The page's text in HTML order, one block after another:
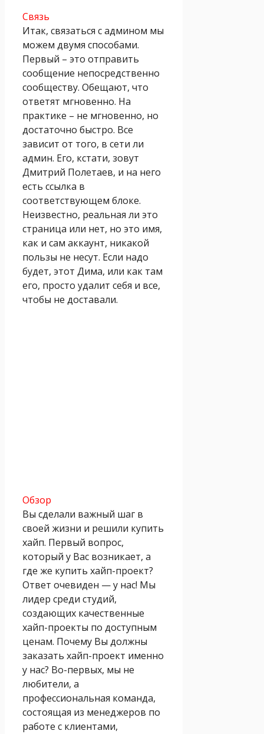
Связь
Итак, связаться с админом мы
можем двумя способами.
Первый – это отправить
сообщение непосредственно
сообществу. Обещают, что
ответят мгновенно. На
практике – не мгновенно, но
достаточно быстро. Все
зависит от того, в сети ли
админ. Его, кстати, зовут
Дмитрий Полетаев, и на него
есть ссылка в
соответствующем блоке.
Неизвестно, реальная ли это
страница или нет, но это имя,
как и сам аккаунт, никакой
пользы не несут. Если надо
будет, этот Дима, или как там
его, просто удалит себя и все,
чтобы не доставали.
Обзор
Вы сделали важный шаг в
своей жизни и решили купить
хайп. Первый вопрос,
который у Вас возникает, а
где же купить хайп-проект?
Ответ очевиден — у нас! Мы
лидер среди студий,
создающих качественные
хайп-проекты по доступным
ценам. Почему Вы должны
заказать хайп-проект именно
у нас? Во-первых, мы не
любители, а
профессиональная команда,
состоящая из менеджеров по
работе с клиентами,